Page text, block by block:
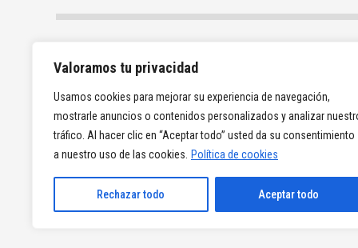
Valoramos tu privacidad
Usamos cookies para mejorar su experiencia de navegación,
mostrarle anuncios o contenidos personalizados y analizar
tráfico. Al hacer clic en “Aceptar todo” usted da su consentimiento
a nuestro uso de las cookies.
Política de cookies
Rechazar todo Aceptar todo